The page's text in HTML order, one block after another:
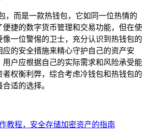
，而是一款热钱包，它如同一位热情的
便捷的数字货币管理和交易功能，但在使
像一位警惕的卫士，充分认识到热钱包的
应的安全措施来精心守护自己的资产安
用户应根据自己的实际需求和风险承受能
者权衡利弊，综合考虑冷钱包和热钱包的
适的选择。
教程，安全存储加密资产的指南